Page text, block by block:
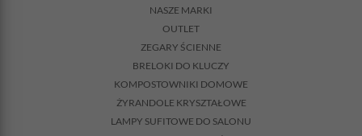
NASZE MARKI
OUTLET
ZEGARY ŚCIENNE
BRELOKI DO KLUCZY
KOMPOSTOWNIKI DOMOWE
ŻYRANDOLE KRYSZTAŁOWE
LAMPY SUFITOWE DO SALONU